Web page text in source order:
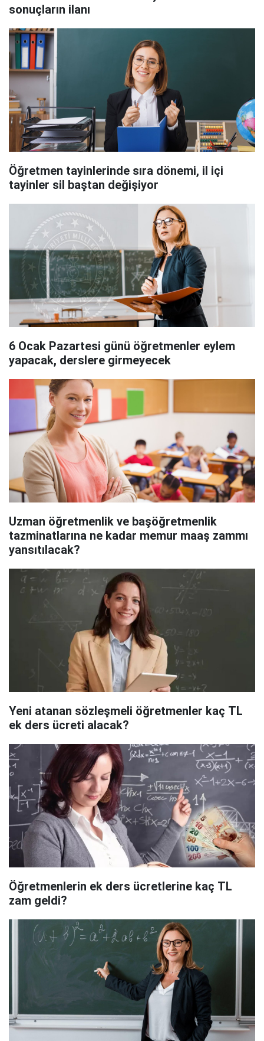
sonuçların ilanı
Öğretmen tayinlerinde sıra dönemi, il içi
tayinler sil baştan değişiyor
6 Ocak Pazartesi günü öğretmenler eylem
yapacak, derslere girmeyecek
Uzman öğretmenlik ve başöğretmenlik
tazminatlarına ne kadar memur maaş zammı
yansıtılacak?
Yeni atanan sözleşmeli öğretmenler kaç TL
ek ders ücreti alacak?
Öğretmenlerin ek ders ücretlerine kaç TL
zam geldi?